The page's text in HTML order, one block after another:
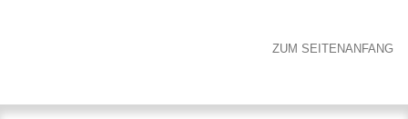
ZUM SEITENANFANG